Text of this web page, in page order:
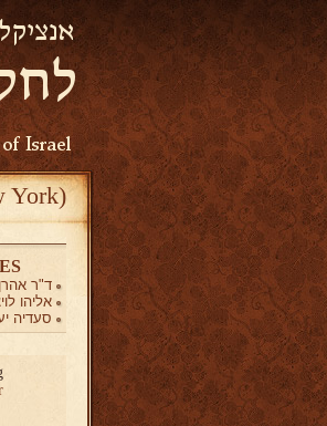
York)
ד"ר
אליהו
סעדיה